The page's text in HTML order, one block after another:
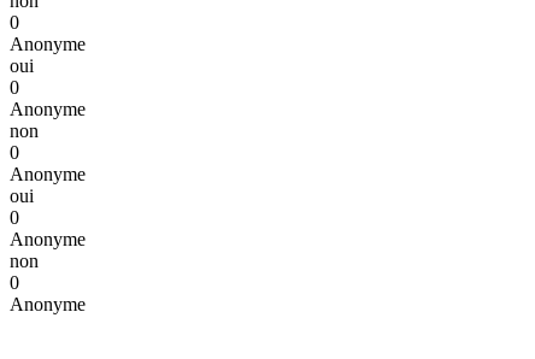
0
Anonyme
oui
0
Anonyme
non
0
Anonyme
oui
0
Anonyme
non
0
Anonyme